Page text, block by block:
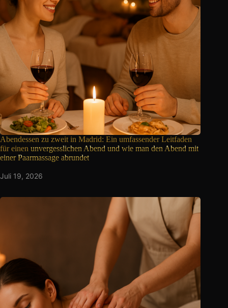
Abendessen zu zweit in Madrid: Ein umfassender Leitfaden
für einen unvergesslichen Abend und wie man den Abend mit
einer Paarmassage abrundet
Juli 19, 2026